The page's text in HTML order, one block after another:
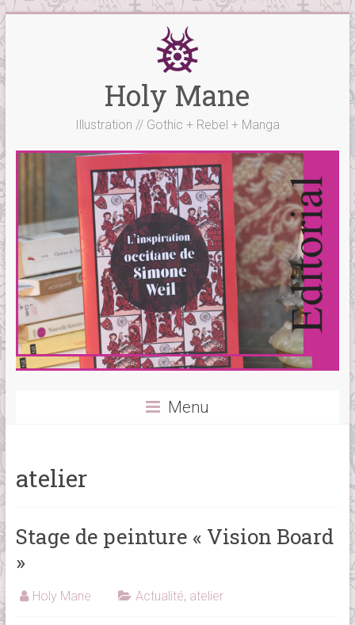
Skip
content
Holy Mane
Illustration // Gothic + Rebel + Manga
Menu
atelier
Stage de peinture « Vision Board
»
Holy Mane Actualité, atelier